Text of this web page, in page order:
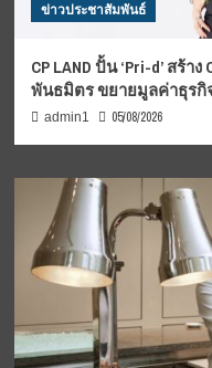
ข่าวประชาสัมพันธ์
CP LAND ปั้น ‘Pri-d’ สร้
พันธมิตร ขยายมูลค่าธุรกิ
admin1 05/08/2026